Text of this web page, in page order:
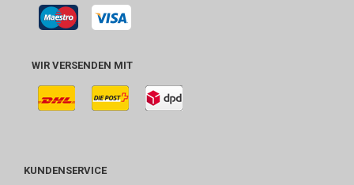
WIR VERSENDEN MIT
KUNDENSERVICE